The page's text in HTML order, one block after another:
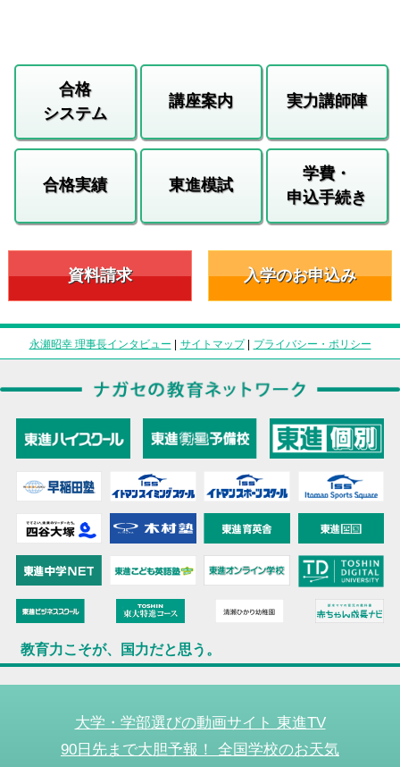
合格
システム
講座案内 実力講師陣
合格実績 東進模試
学費・
申込手続き
資料請求 入学のお申込み
永瀬昭幸 理事長インタビュー | サイトマップ| プライバシー・ポリシー
教育力こそが、国力だと思う。
大学・学部選びの動画サイト 東進TV
90日先まで大胆予報！ 全国学校のお天気